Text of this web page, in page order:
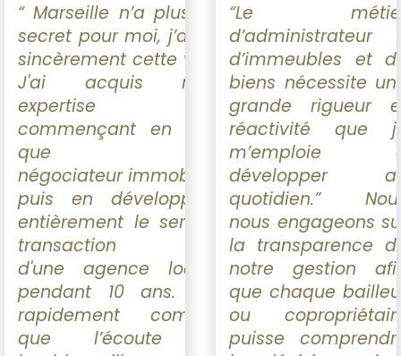
“ Marseille n’a plus de
secret pour moi, j’aime
sincèrement cette ville.
J'ai acquis mon
expertise en
commençant en tant
que
négociateur immobilier
puis en développant
entièrement le service
transaction
d'une agence locale
pendant 10 ans. J’ai
rapidement compris
que l’écoute et
“Le
d’administrateur
d’immeubles et
biens nécessite
grande rigueur
réactivité que
m’emploie
développer
quotidien.”
nous engageons
la transparence
notre gestion
que chaque
ou
puisse